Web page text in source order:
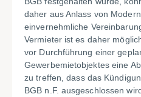
daher aus Anlass von
einvernehmliche
Vermieter ist es daher
vor Durchführung einer
Gewerbemietobjektes eine
zu treffen, dass das
BGB n.F. ausgeschlossen